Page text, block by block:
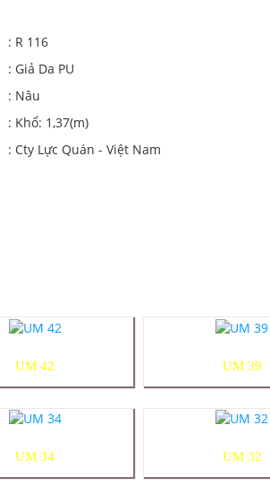
: R 116
: Giả Da PU
: Nâu
: Khổ: 1,37(m)
: Cty Lực Quán - Việt Nam
UM 42 UM 39
UM 34 UM 32